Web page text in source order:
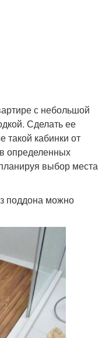
с небольшой
Сделать ее
кабинки от
определенных
выбор места
поддона можно